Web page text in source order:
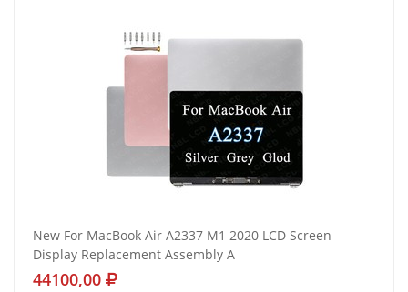
New For MacBook Air A2337 M1 2020 LCD Screen
Display Replacement Assembly A
44100,00